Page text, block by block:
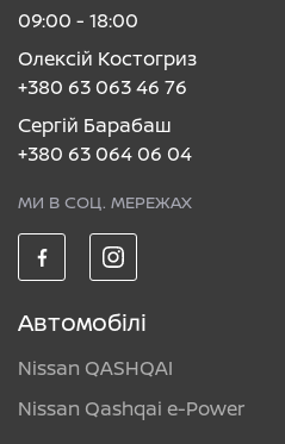
09:00 - 18:00
Олексій Костогриз
+380 63 063 46 76
Сергій Барабаш
+380 63 064 06 04
МИ В СОЦ. МЕРЕЖАХ
Автомобілі
Nissan QASHQAI
Nissan Qashqai e-Power